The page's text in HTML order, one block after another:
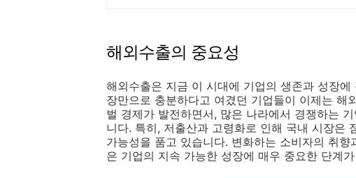
해외수출의 중요성
해외수출은 지금 이 시대에 기업의 생존과 성장
장만으로 충분하다고 여겼던 기업들이 이제는 해
벌 경제가 발전하면서, 많은 나라에서 경쟁하는
니다. 특히, 저출산과 고령화로 인해 국내 시장은
가능성을 품고 있습니다. 변화하는 소비자의 취
은 기업의 지속 가능한 성장에 매우 중요한 단계